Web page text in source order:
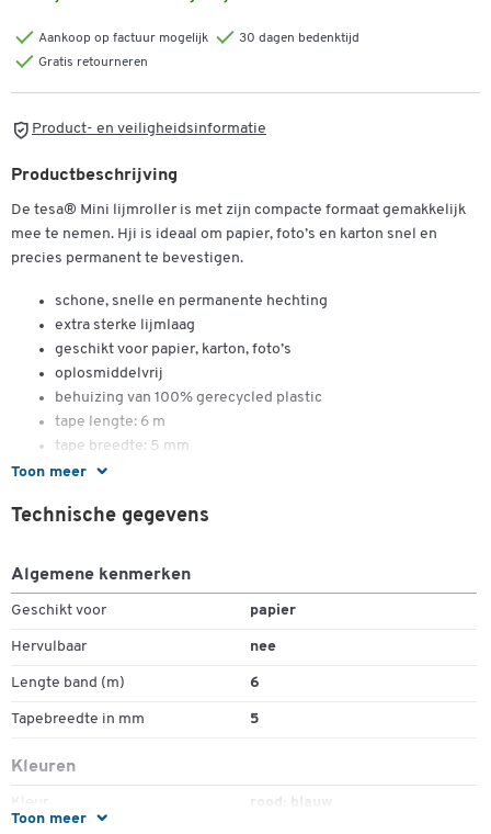
Aankoop op factuur mogelijk
30 dagen bedenktijd
Gratis retourneren
Product- en veiligheidsinformatie
Toon meer
Productbeschrijving
De tesa® Mini lijmroller is met zijn compacte formaat gemakkelijk
mee te nemen. Hji is ideaal om papier, foto’s en karton snel en
precies permanent te bevestigen.
schone, snelle en permanente hechting
extra sterke lijmlaag
geschikt voor papier, karton, foto’s
oplosmiddelvrij
behuizing van 100% gerecycled plastic
tape lengte: 6 m
tape breedte: 5 mm
Toon meer
Technische gegevens
Algemene kenmerken
Geschikt voor papier
Hervulbaar nee
Lengte band (m) 6
Tapebreedte in mm 5
Kleuren
Kleur rood; blauw
Dubbelklik om in te zoomen